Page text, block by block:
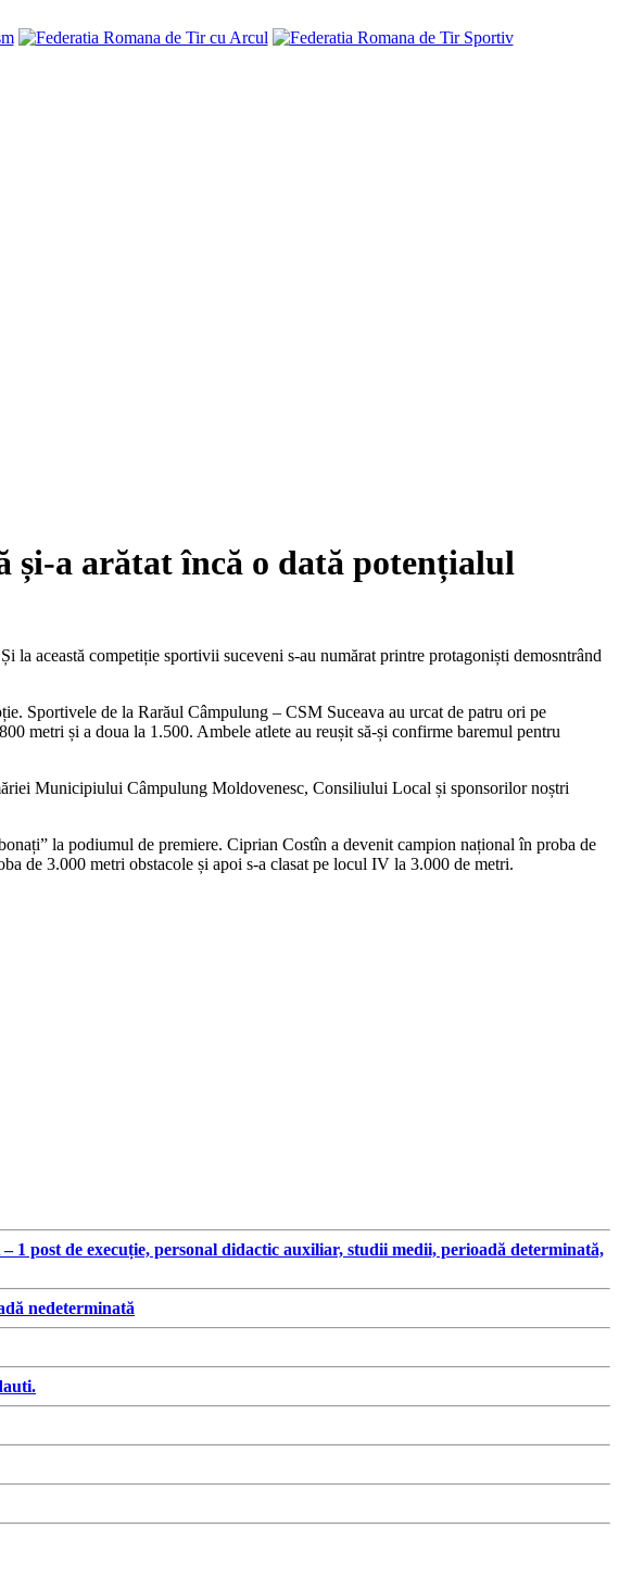
și-a arătat încă o dată potențialul
această competiție sportivii suceveni s-au numărat printre protagoniști demosntrând
Sportivele de la Rarăul Câmpulung – CSM Suceava au urcat de patru ori pe
metri și a doua la 1.500. Ambele atlete au reușit să-și confirme baremul pentru
Municipiului Câmpulung Moldovenesc, Consiliului Local și sponsorilor noștri
la podiumul de premiere. Ciprian Costîn a devenit campion național în proba de
de 3.000 metri obstacole și apoi s-a clasat pe locul IV la 3.000 de metri.
post de execuție, personal didactic auxiliar, studii medii, perioadă determinată,
nedeterminată